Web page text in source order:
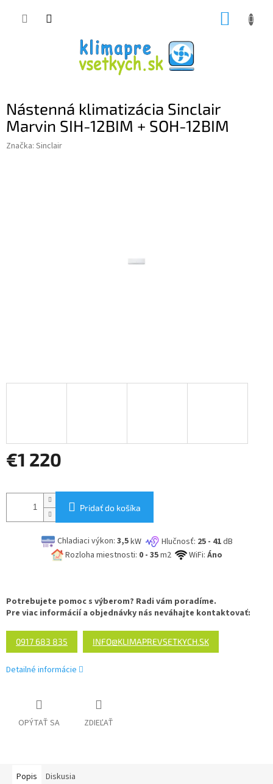
Nástenná klimatizácia Sinclair
Marvin SIH-12BIM + SOH-12BIM
Značka: Sinclair
€1 220
cena:
Pridať do košíka
Chladiaci výkon: 3,5kW Hlučnosť: 25 - 41dB
Rozloha miestnosti: 0 - 35m2 WiFi: Áno
Potrebujete pomoc s výberom? Radi vám poradíme.
Pre viac informácií a objednávky nás neváhajte kontaktovať:
0917 683 835 INFO@KLIMAPREVSETKYCH.SK
Detailné informácie
OPÝTAŤ SA ZDIEĽAŤ
Popis Diskusia